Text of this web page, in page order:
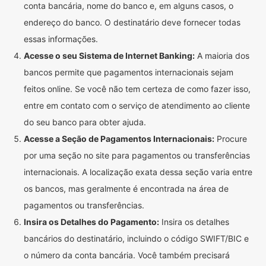
conta bancária, nome do banco e, em alguns casos, o
endereço do banco. O destinatário deve fornecer todas
essas informações.
Acesse o seu Sistema de Internet Banking: A maioria dos
bancos permite que pagamentos internacionais sejam
feitos online. Se você não tem certeza de como fazer isso,
entre em contato com o serviço de atendimento ao cliente
do seu banco para obter ajuda.
Acesse a Seção de Pagamentos Internacionais: Procure
por uma seção no site para pagamentos ou transferências
internacionais. A localização exata dessa seção varia entre
os bancos, mas geralmente é encontrada na área de
pagamentos ou transferências.
Insira os Detalhes do Pagamento: Insira os detalhes
bancários do destinatário, incluindo o código SWIFT/BIC e
o número da conta bancária. Você também precisará